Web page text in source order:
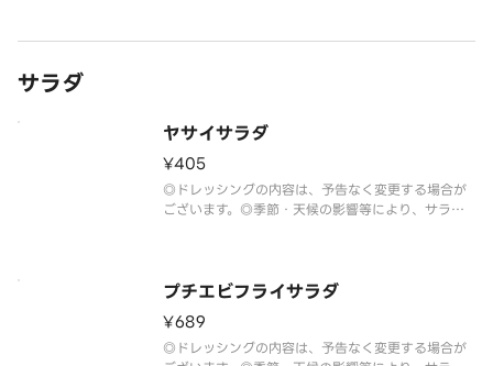
※甘口ポークソースにはハチミツを使用しておりま
サラダ
ヤサイサラダ
¥405
◎ドレッシングの内容は、予告なく変更する場合が
ございます。◎季節・天候の影響等により、サラダ
プチエビフライサラダ
¥689
◎ドレッシングの内容は、予告なく変更する場合が